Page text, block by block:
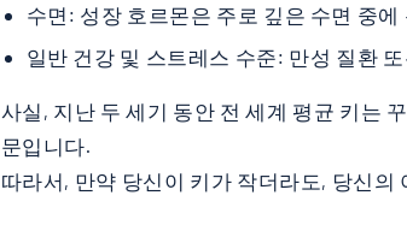
수면: 성장 호르몬은 주로 깊은 수면 중
일반 건강 및 스트레스 수준: 만성 질환
사실, 지난 두 세기 동안 전 세계 평균 키는
문입니다.
따라서, 만약 당신이 키가 작더라도, 당신